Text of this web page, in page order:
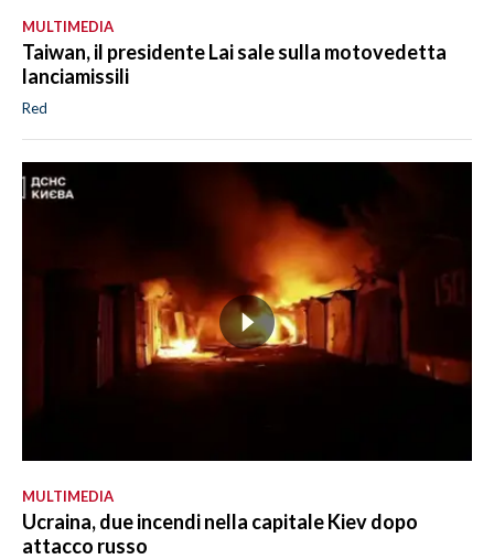
MULTIMEDIA
Taiwan, il presidente Lai sale sulla motovedetta
lanciamissili
Red
MULTIMEDIA
Ucraina, due incendi nella capitale Kiev dopo
attacco russo